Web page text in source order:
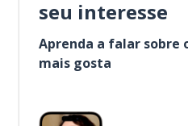
seu interesse
Aprenda a falar sobre
mais gosta